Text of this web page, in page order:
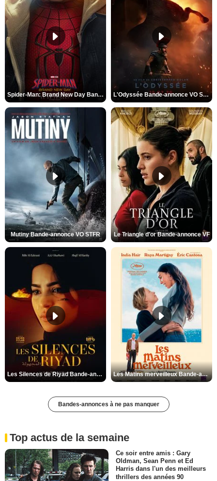
Spider-Man: Brand New Day Bande-annonce VO STFR L'Odyssée Bande-annonce VO STFR
Mutiny Bande-annonce VO STFR Le Triangle d'or Bande-annonce VF
Les Silences de Riyad Bande-annonce VO STFR Les Matins merveilleux Bande-annonce VF
Bandes-annonces à ne pas manquer
Top actus de la semaine
Ce soir entre amis : Gary
Oldman, Sean Penn et Ed
Harris dans l'un des meilleurs
thrillers des années 90